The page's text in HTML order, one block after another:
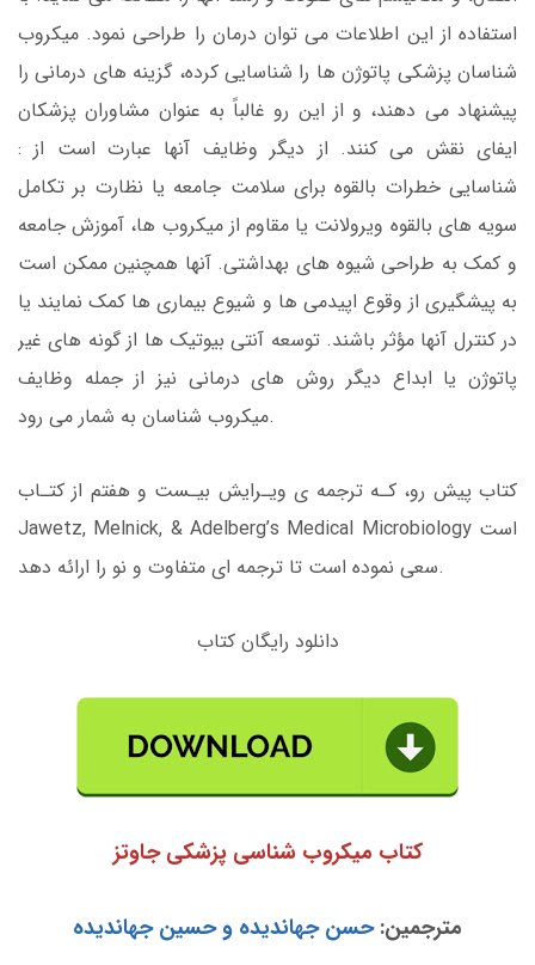
استفاده از این اطلاعات می توان درمان را طراحی نمود. میکروب
شناسان پزشکی پاتوژن ها را شناسایی کرده، گزینه های درمانی را
پیشنهاد می دهند، و از این رو غالباً به عنوان مشاوران پزشکان
ایفای نقش می کنند. از دیگر وظایف آنها عبارت است از :
شناسایی خطرات بالقوه برای سلامت جامعه یا نظارت بر تکامل
سویه های بالقوه ویرولانت یا مقاوم از میکروب ها، آموزش جامعه
و کمک به طراحی شیوه های بهداشتی. آنها همچنین ممکن است
به پیشگیری از وقوع اپیدمی ها و شیوع بیماری ها کمک نمایند یا
در کنترل آنها مؤثر باشند. توسعه آنتی بیوتیک ها از گونه های غیر
پاتوژن یا ابداع دیگر روش های درمانی نیز از جمله وظایف
میکروب شناسان به شمار می رود.
کتاب پیش رو، کـه ترجمه ی ویـرایش بیـست و هفتم از کتـاب
Jawetz, Melnick, & Adelberg’s Medical Microbiology است
سعی نموده است تا ترجمه ای متفاوت و نو را ارائه دهد.
دانلود رایگان کتاب
کتاب میکروب شناسی پزشکی جاوتز
مترجمین:حسن جهاندیده و حسین جهاندیده